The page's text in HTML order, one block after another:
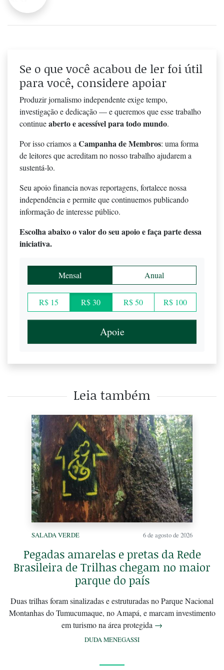
Se o que você acabou de ler foi útil
para você, considere apoiar
Produzir jornalismo independente exige tempo,
investigação e dedicação — e queremos que esse trabalho
continueaberto e acessível para todo mundo.
Por isso criamos aCampanha de Membros: uma forma
de leitores que acreditam no nosso trabalho ajudarem a
sustentá-lo.
Seu apoio financia novas reportagens, fortalece nossa
independência e permite que continuemos publicando
informação de interesse público.
Escolha abaixo o valor do seu apoio e faça parte dessa
iniciativa.
Mensal Anual
R$ 15 R$ 30 R$ 50 R$ 100
Apoie
Leia também
SALADA VERDE 6 de agosto de 2026
Pegadas amarelas e pretas da Rede
Brasileira de Trilhas chegam no maior
parque do país
Duas trilhas foram sinalizadas e estruturadas no Parque Nacional
Montanhas do Tumucumaque, no Amapá, e marcam investimento
em turismo na área protegida →
DUDA MENEGASSI